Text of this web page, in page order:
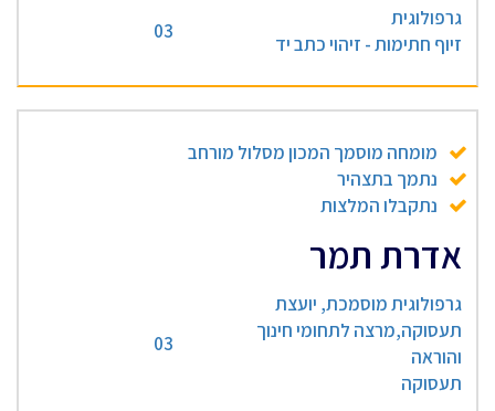
גרפולוגית
זיוף חתימות - זיהוי כתב יד
03
מומחה מוסמך המכון מסלול מורחב
נתמך בתצהיר
נתקבלו המלצות
אדרת תמר
גרפולוגית מוסמכת, יועצת
תעסוקה,מרצה לתחומי חינוך
והוראה
תעסוקה
03